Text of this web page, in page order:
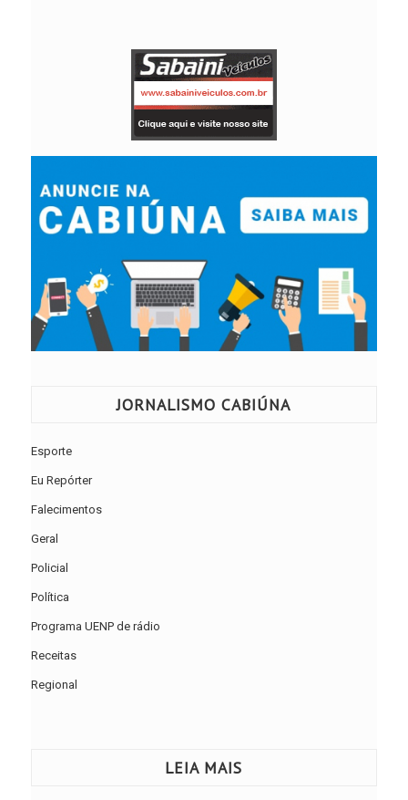
JORNALISMO CABIÚNA
Esporte
Eu Repórter
Falecimentos
Geral
Policial
Política
Programa UENP de rádio
Receitas
Regional
LEIA MAIS